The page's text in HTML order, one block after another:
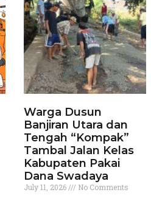
Warga Dusun
Banjiran Utara dan
Tengah “Kompak”
Tambal Jalan Kelas
Kabupaten Pakai
Dana Swadaya
July 11, 2026 No Comments